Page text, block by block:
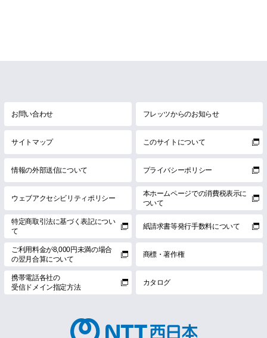
お問い合わせ フレッツからのお知らせ
サイトマップ このサイトについて
情報の外部送信について プライバシーポリシー
ウェブアクセシビリティポリシー
本ホームページでの消費税表示に
ついて
特定商取引法に基づく表記につい
て
紙請求書等発行手数料について
ご利用料金が8,000円未満の場合
の翌月合算について
商標・著作権
携帯電話各社の
受信ドメイン指定方法
カタログ